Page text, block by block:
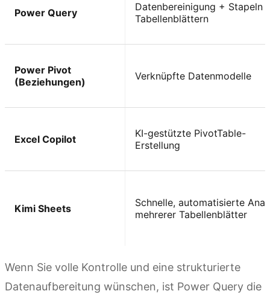
Power Query
Datenbereinigung + Stapeln
Tabellenblättern
Power Pivot
(Beziehungen)
Verknüpfte Datenmodelle
Excel Copilot
KI-gestützte PivotTable-
Erstellung
Kimi Sheets
Schnelle, automatisierte
mehrerer Tabellenblätter
Wenn Sie volle Kontrolle und eine strukturierte
Datenaufbereitung wünschen, ist Power Query die